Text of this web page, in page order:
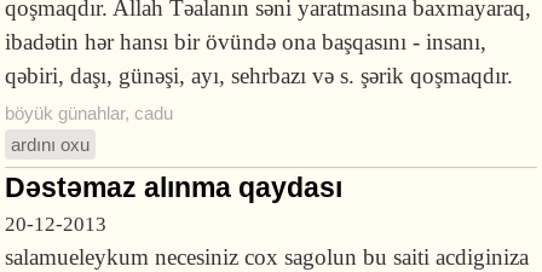
qoşmaqdır. Allah Təalanın səni yaratmasına baxmayaraq,
ibadətin hər hansı bir övündə ona başqasını - insanı,
qəbiri, daşı, günəşi, ayı, sehrbazı və s. şərik qoşmaqdır.
böyük günahlar,cadu
ardını oxu
Dəstəmaz alınma qaydası
20-12-2013
salamueleykum necesiniz cox sagolun bu saiti acdiginiza